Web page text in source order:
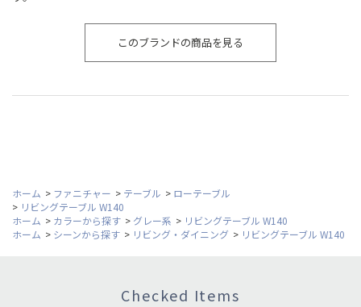
このブランドの商品を見る
ホーム > ファニチャー > テーブル > ローテーブル
> リビングテーブル W140
ホーム > カラーから探す > グレー系 > リビングテーブル W140
ホーム > シーンから探す > リビング・ダイニング > リビングテーブル W140
Checked Items